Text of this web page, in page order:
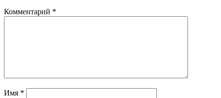
Комментарий *
Имя *